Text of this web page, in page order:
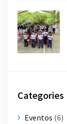
Categories
Eventos (6)